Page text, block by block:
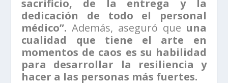
sacrificio, de la entrega y la
dedicación de todo el personal
médico”. Además, aseguró que una
cualidad que tiene el arte en
momentos de caos es su habilidad
para desarrollar la resiliencia y
hacer a las personas más fuertes.